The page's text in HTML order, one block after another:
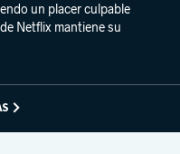
un placer culpable
Netflix mantiene su